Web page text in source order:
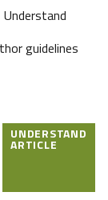
Understand
guidelines
UNDERSTAND
ARTICLE